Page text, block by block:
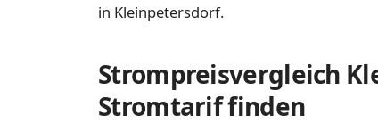
in Kleinpetersdorf.
Strompreisvergleich
Stromtarif finden